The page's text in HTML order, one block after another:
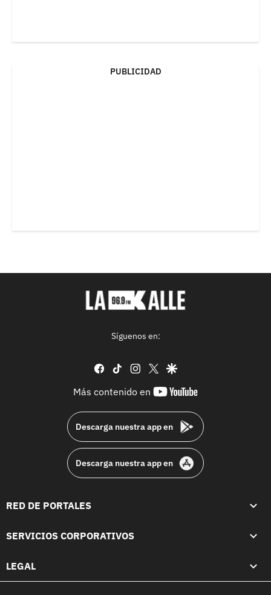
PUBLICIDAD
Síguenos en:
facebook
tiktok instagram
twittergoogle
Más contenido en
youtube-
Descarga nuestra app en
Descarga nuestra app en
RED DE PORTALES
SERVICIOS CORPORATIVOS
LEGAL